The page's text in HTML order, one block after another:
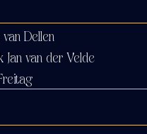
Dellen
Jan van der Velde